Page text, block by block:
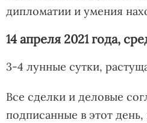
дипломатии и умения
14 апреля 2021 года,
3-4 лунные сутки,
Все сделки и деловые
подписанные в этот день,